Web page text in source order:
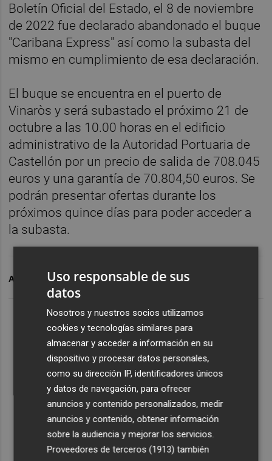
Boletín Oficial del Estado, el 8 de noviembre
de 2022 fue declarado abandonado el buque
"Caribana Express" así como la subasta del
mismo en cumplimiento de esa declaración.
El buque se encuentra en el puerto de
Vinaròs y será subastado el próximo 21 de
octubre a las 10.00 horas en el edificio
administrativo de la Autoridad Portuaria de
Castellón por un precio de salida de 708.045
euros y una garantía de 70.804,50 euros. Se
podrán presentar ofertas durante los
próximos quince días para poder acceder a
la subasta.
ARCHIVADO EN TRANS SUBASTA
Uso responsable de sus
datos
Nosotros y nuestros socios utilizamos
cookies y tecnologías similares para
almacenar y acceder a información en su
dispositivo y procesar datos personales,
como su dirección IP, identificadores únicos
y datos de navegación, para ofrecer
anuncios y contenido personalizados, medir
anuncios y contenido, obtener información
sobre la audiencia y mejorar los servicios.
Proveedores de terceros (1913) también